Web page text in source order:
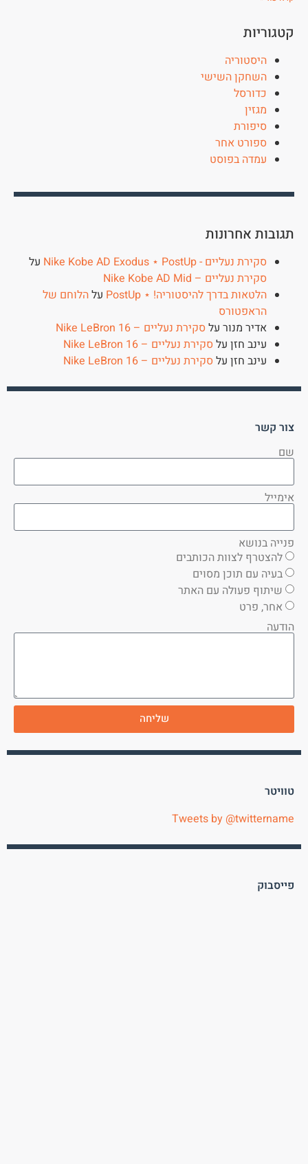
קטגוריות
היסטוריה
השחקן השישי
כדורסל
מגזין
סיפורת
ספורט אחר
עמדה בפוסט
תגובות אחרונות
סקירת נעליים - Nike Kobe AD Exodus ⋆ PostUp
על
סקירת נעליים – Nike Kobe AD Mid
הלטאות בדרך להיסטוריה! ⋆ PostUp
עלהלוחם של
הראפטורס
אדיר מנור על סקירת נעליים – Nike LeBron 16
עינב חזן על סקירת נעליים – Nike LeBron 16
עינב חזן על סקירת נעליים – Nike LeBron 16
צור קשר
שם
אימייל
פנייה בנושא
להצטרף לצוות הכותבים
בעיה עם תוכן מסוים
שיתוף פעולה עם האתר
אחר, פרט
הודעה
שליחה
טוויטר
Tweets by @twittername
פייסבוק